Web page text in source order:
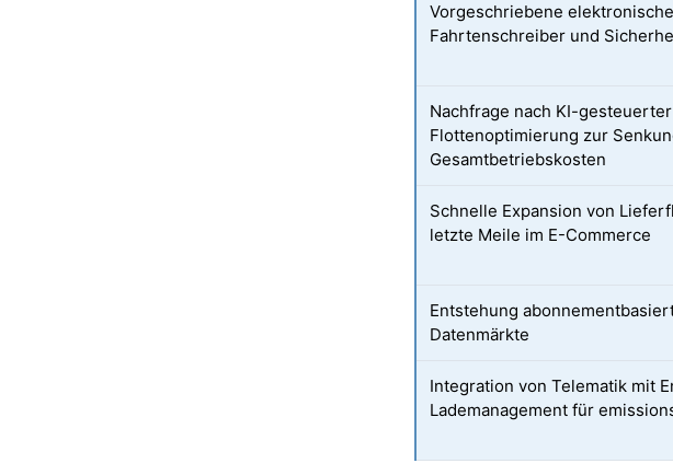
Vorgeschriebene elektronische
Fahrtenschreiber und
Nachfrage nach KI-gesteuerter
Flottenoptimierung zur
Gesamtbetriebskosten
Schnelle Expansion von
letzte Meile im E-Commerce
Entstehung
Datenmärkte
Integration von Telematik mit
Lademanagement für